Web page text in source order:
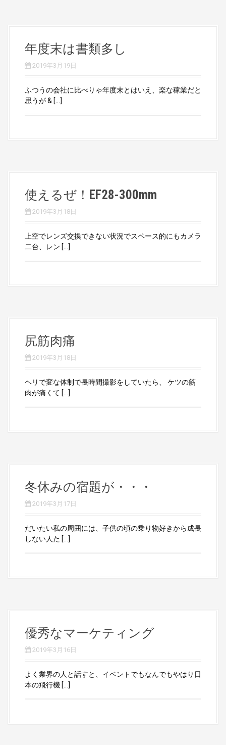
年度末は書類多し
2019年3月19日
ふつうの会社に比べりゃ年度末とはいえ、楽な稼業だと
思うが & […]
使えるぜ！EF28-300mm
2019年3月18日
上空でレンズ交換できない状況でスペース的にもカメラ
二台、レン […]
尻筋肉痛
2019年3月18日
ヘリで変な体制で長時間撮影をしていたら、 ケツの筋
肉が痛くて […]
冬休みの宿題が・・・
2019年3月17日
だいたい私の周囲には、子供の頃の乗り物好きから成長
しない人た […]
優秀なマーケティング
2019年3月16日
よく業界の人と話すと、イベントでもなんでもやはり日
本の飛行機 […]